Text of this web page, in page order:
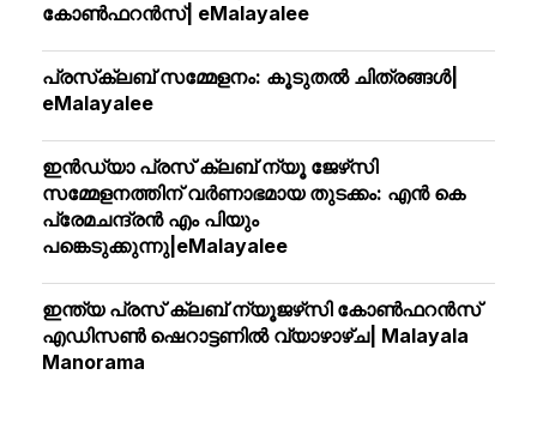
കോണ്‍ഫറന്‍സ്| eMalayalee
പ്രസ്‌ക്ലബ് സമ്മേളനം: കൂടുതല്‍ ചിത്രങ്ങള്‍|
eMalayalee
ഇൻഡ്യാ പ്രസ് ക്ലബ് ന്യൂ ജേഴ്‌സി
സമ്മേളനത്തിന് വർണാഭമായ തുടക്കം: എൻ കെ
പ്രേമചന്ദ്രൻ എം പിയും
പങ്കെടുക്കുന്നു|eMalayalee
ഇന്ത്യ പ്രസ് ക്ലബ് ന്യൂജഴ്‌സി കോണ്‍ഫറന്‍സ്
എഡിസൺ ഷെറാട്ടണിൽ വ്യാഴാഴ്ച| Malayala
Manorama